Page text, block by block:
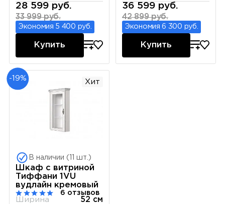
28 599 руб.
33 999 руб.
Экономия 5 400 руб.
Купить
36 599 руб.
42 899 руб.
Экономия 6 300 руб.
Купить
-19% Хит
В наличии (11 шт.)
Шкаф с витриной
Тиффани 1VU
вудлайн кремовый
6 отзывов
Ширина
52 см